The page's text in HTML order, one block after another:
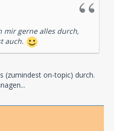
mir gerne alles durch,
auch.
(zumindest on-topic) durch.